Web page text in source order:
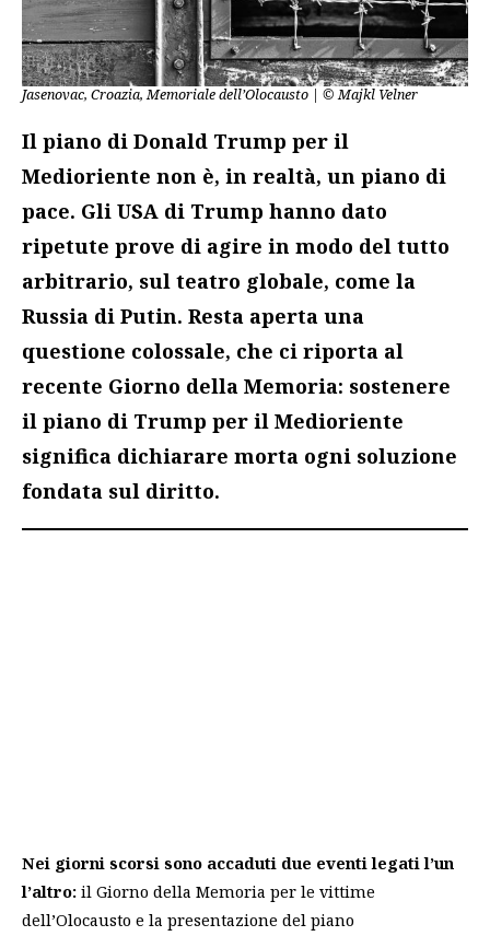
Jasenovac, Croazia, Memoriale dell’Olocausto | © Majkl Velner
Il piano di Donald Trump per il
Medioriente non è, in realtà, un piano di
pace. Gli USA di Trump hanno dato
ripetute prove di agire in modo del tutto
arbitrario, sul teatro globale, come la
Russia di Putin. Resta aperta una
questione colossale, che ci riporta al
recente Giorno della Memoria: sostenere
il piano di Trump per il Medioriente
significa dichiarare morta ogni soluzione
fondata sul diritto.
Nei giorni scorsi sono accaduti due eventi legati l’un
l’altro: il Giorno della Memoria per le vittime
dell’Olocausto e la presentazione del piano